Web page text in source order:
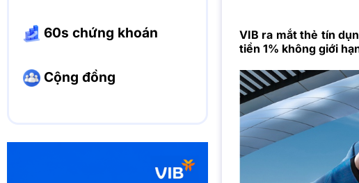
60s chứng khoán
Cộng đồng
VIB ra mắt thẻ tín
tiền 1% không giới